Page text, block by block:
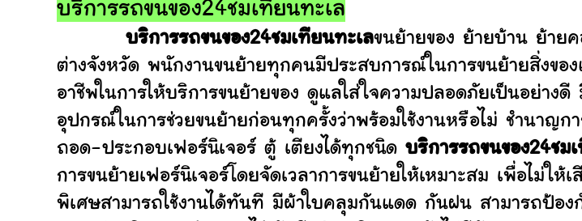
บริการรถขนของ24ชมเทียนทะเล
บริการรถขนของ24ชมเทียนทะเลขนย้ายของ ย้ายบ้าน ย้าย
ต่างจังหวัด พนักงานขนย้ายทุกคนมีประสบการณ์ในการขนย้ายสิ่งขอ
อาชีพในการให้บริการขนย้ายของ ดูแลใส่ใจความปลอดภัยเป็นอย่า
อุปกรณ์ในการช่วยขนย้ายก่อนทุกครั้งว่าพร้อมใช้งานหรือไม่ ชำนาญ
ถอด-ประกอบเฟอร์นิเจอร์ ตู้ เตียงได้ทุกชนิด บริการรถขนของ24ชม
การขนย้ายเฟอร์นิเจอร์โดยจัดเวลาการขนย้ายให้เหมาะสม เพื่อไม่ใ
พิเศษสามารถใช้งานได้ทันที มีผ้าใบคลุมกันแดด กันฝน สามารถป้อ